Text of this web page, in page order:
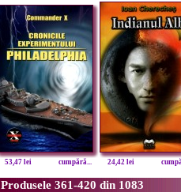
53,47 lei cumpără... 24,42 lei
Produsele 361-420 din 1083